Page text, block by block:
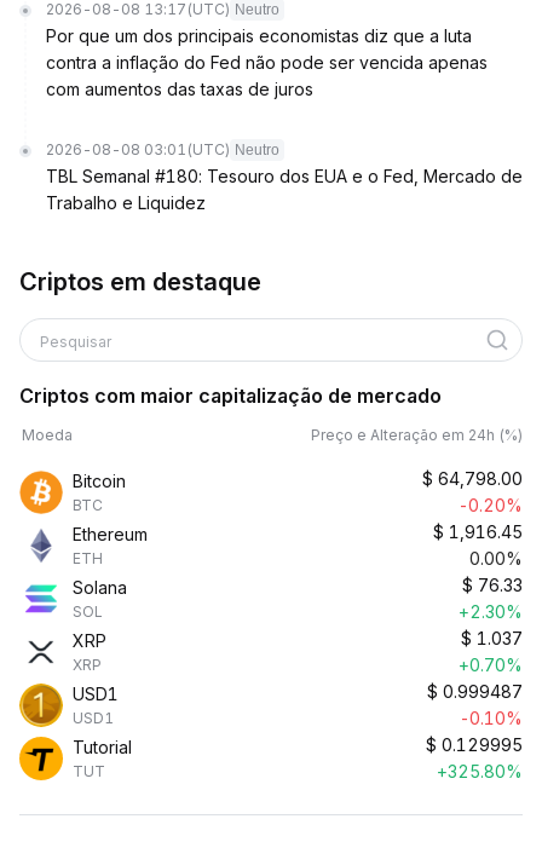
2026-08-08 13:17 (UTC) Neutro
Por que um dos principais economistas diz que a luta
contra a inflação do Fed não pode ser vencida apenas
com aumentos das taxas de juros
2026-08-08 03:01 (UTC) Neutro
TBL Semanal #180: Tesouro dos EUA e o Fed, Mercado de
Trabalho e Liquidez
Criptos em destaque
Pesquisar
Criptos com maior capitalização de mercado
Moeda Preço e Alteração em 24h (%)
Bitcoin
BTC
$ 64,798.00
-0.20%
Ethereum
ETH
$ 1,916.45
0.00%
Solana
SOL
$ 76.33
+2.30%
XRP
XRP
$ 1.037
+0.70%
USD1
USD1
$ 0.999487
-0.10%
Tutorial
TUT
$ 0.129995
+325.80%